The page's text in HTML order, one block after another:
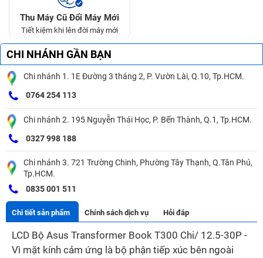
Thu Máy Cũ Đổi Máy Mới
Tiết kiệm khi lên đời máy mới
CHI NHÁNH GẦN BẠN
Chi nhánh 1. 1E Đường 3 tháng 2, P. Vườn Lài, Q.10, Tp.HCM.
0764 254 113
Chi nhánh 2. 195 Nguyễn Thái Học, P. Bến Thành, Q.1, Tp.HCM.
0327 998 188
Chi nhánh 3. 721 Trường Chinh, Phường Tây Thạnh, Q.Tân Phú,
Tp.HCM.
0835 001 511
Chi tiết sản phẩm Chính sách dịch vụ Hỏi đáp
LCD Bộ Asus Transformer Book T300 Chi/ 12.5-30P -
Vì mặt kính cảm ứng là bộ phận tiếp xúc bên ngoài